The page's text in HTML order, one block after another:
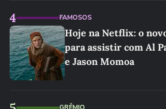
4 FAMOSOS
Hoje na Netflix: o
para assistir com Al
e Jason Momoa